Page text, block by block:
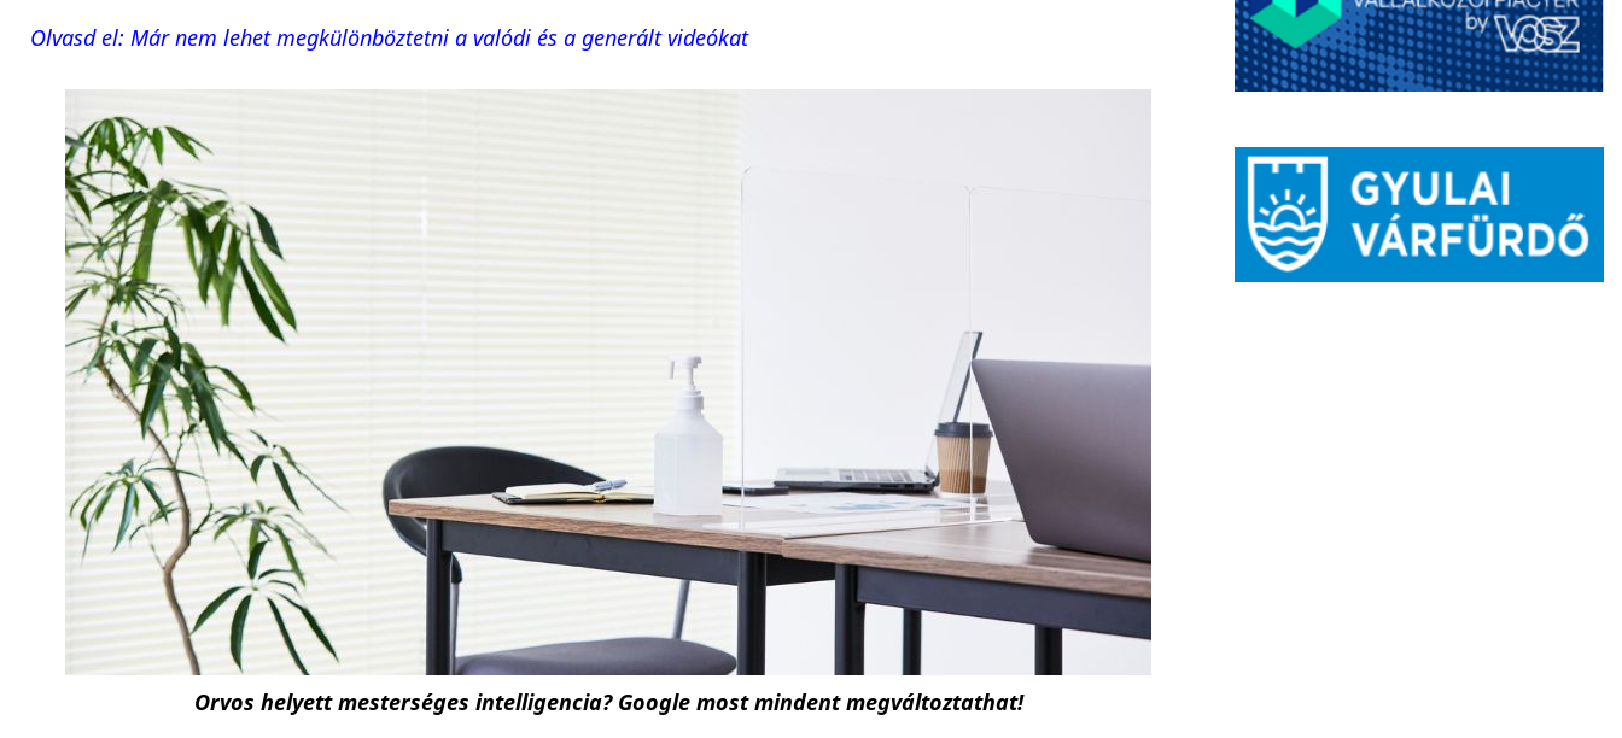
Olvasd el: Már nem lehet megkülönböztetni a valódi és a generált videókat
Orvos helyett mesterséges intelligencia? Google most mindent megváltoztathat!